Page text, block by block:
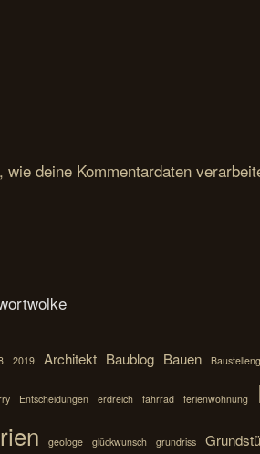
wie deine Kommentardaten
2019 Architekt Baublog Bauen
Entscheidungen erdreich fahrrad ferienwohnung
geologe glückwunsch grundriss